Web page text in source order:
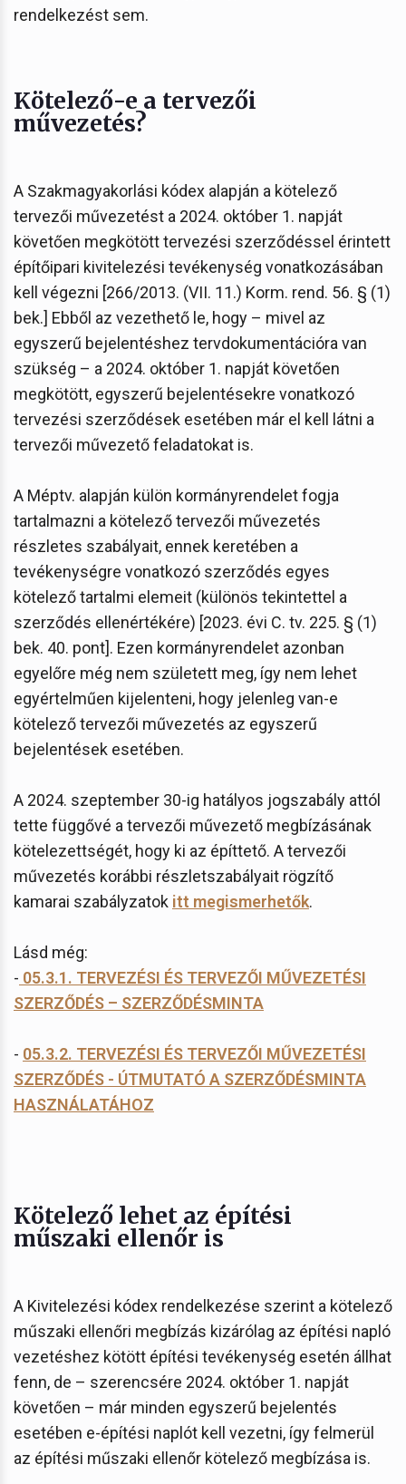
rendelkezést sem.
Kötelező-e a tervezői
művezetés?
A Szakmagyakorlási kódex alapján a kötelező
tervezői művezetést a 2024. október 1. napját
követően megkötött tervezési szerződéssel érintett
építőipari kivitelezési tevékenység vonatkozásában
kell végezni [266/2013. (VII. 11.) Korm. rend. 56. § (1)
bek.] Ebből az vezethető le, hogy – mivel az
egyszerű bejelentéshez tervdokumentációra van
szükség – a 2024. október 1. napját követően
megkötött, egyszerű bejelentésekre vonatkozó
tervezési szerződések esetében már el kell látni a
tervezői művezető feladatokat is.
A Méptv. alapján külön kormányrendelet fogja
tartalmazni a kötelező tervezői művezetés
részletes szabályait, ennek keretében a
tevékenységre vonatkozó szerződés egyes
kötelező tartalmi elemeit (különös tekintettel a
szerződés ellenértékére) [2023. évi C. tv. 225. § (1)
bek. 40. pont]. Ezen kormányrendelet azonban
egyelőre még nem született meg, így nem lehet
egyértelműen kijelenteni, hogy jelenleg van-e
kötelező tervezői művezetés az egyszerű
bejelentések esetében.
A 2024. szeptember 30-ig hatályos jogszabály attól
tette függővé a tervezői művezető megbízásának
kötelezettségét, hogy ki az építtető. A tervezői
művezetés korábbi részletszabályait rögzítő
kamarai szabályzatok itt megismerhetők.
Lásd még:
- 05.3.1. TERVEZÉSI ÉS TERVEZŐI MŰVEZETÉSI
SZERZŐDÉS – SZERZŐDÉSMINTA
- 05.3.2. TERVEZÉSI ÉS TERVEZŐI MŰVEZETÉSI
SZERZŐDÉS - ÚTMUTATÓ A SZERZŐDÉSMINTA
HASZNÁLATÁHOZ
Kötelező lehet az építési
műszaki ellenőr is
A Kivitelezési kódex rendelkezése szerint a kötelező
műszaki ellenőri megbízás kizárólag az építési napló
vezetéshez kötött építési tevékenység esetén állhat
fenn, de – szerencsére 2024. október 1. napját
követően – már minden egyszerű bejelentés
esetében e-építési naplót kell vezetni, így felmerül
az építési műszaki ellenőr kötelező megbízása is.